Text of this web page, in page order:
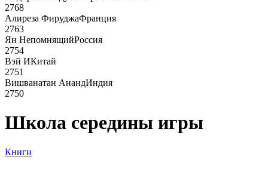
2768
Алиреза ФируджаФранция
2763
Ян НепомнящийРоссия
2754
Вэй ИКитай
2751
Вишванатан АнандИндия
2750
Школа середины игры
Книги